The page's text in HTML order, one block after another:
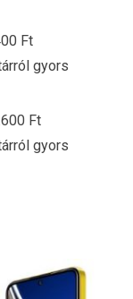
Ft
gyors
Ft
gyors